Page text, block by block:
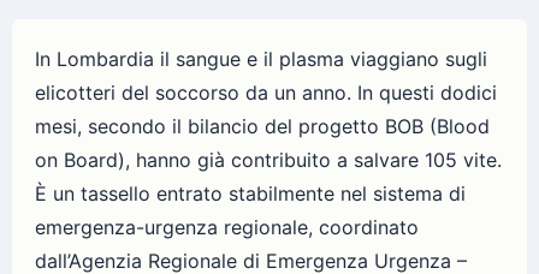
In Lombardia il sangue e il plasma viaggiano sugli
elicotteri del soccorso da un anno. In questi dodici
mesi, secondo il bilancio del progetto BOB (Blood
on Board), hanno già contribuito a salvare 105 vite.
È un tassello entrato stabilmente nel sistema di
emergenza-urgenza regionale, coordinato
dall’Agenzia Regionale di Emergenza Urgenza –